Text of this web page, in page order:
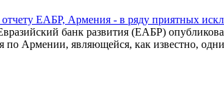
отчету ЕАБР, Армения - в ряду приятных
банк развития (ЕАБР)
по Армении, являющейся, как известно,